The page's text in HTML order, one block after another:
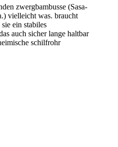
zwergbambusse (Sasa-
vielleicht was. braucht
ein stabiles
auch sicher lange haltbar
schilfrohr